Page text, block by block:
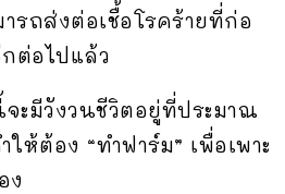
รถส่งต่อเชื้อโรคร้ายที่ก่อ
ต่อไปแล้ว
ะมีวังวนชีวิตอยู่ที่ประมาณ
ห้ต้อง “ทำฟาร์ม” เพื่อเพาะ
ง